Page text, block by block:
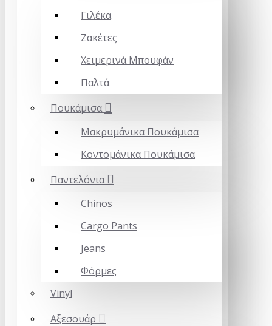
Γιλέκα
Ζακέτες
Χειμερινά Μπουφάν
Παλτά
Πουκάμισα
Μακρυμάνικα Πουκάμισα
Κοντομάνικα Πουκάμισα
Παντελόνια
Chinos
Cargo Pants
Jeans
Φόρμες
Vinyl
Αξεσουάρ